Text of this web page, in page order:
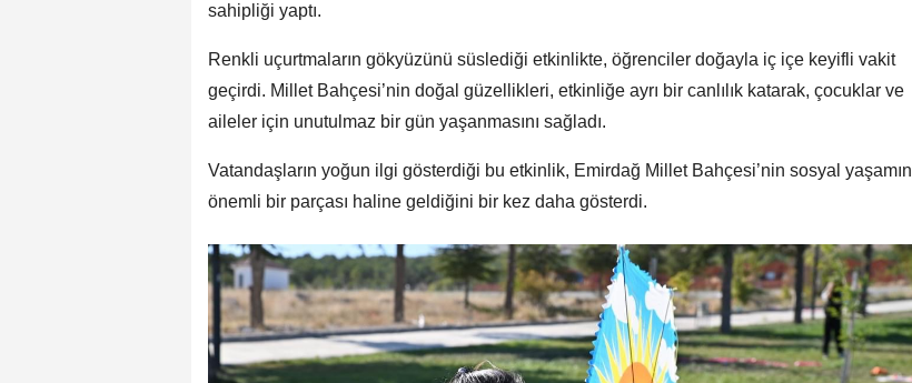
sahipliği yaptı.
Renkli uçurtmaların gökyüzünü süslediği etkinlikte, öğrenciler doğayla iç içe keyifli vakit
geçirdi. Millet Bahçesi’nin doğal güzellikleri, etkinliğe ayrı bir canlılık katarak, çocuklar ve
aileler için unutulmaz bir gün yaşanmasını sağladı.
Vatandaşların yoğun ilgi gösterdiği bu etkinlik, Emirdağ Millet Bahçesi’nin sosyal yaşamın
önemli bir parçası haline geldiğini bir kez daha gösterdi.